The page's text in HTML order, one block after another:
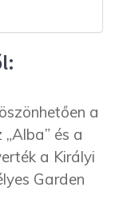
a
és a
a Királyi
Garden